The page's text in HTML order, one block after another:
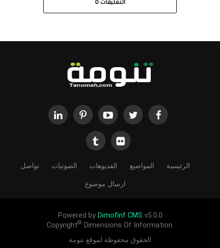
التعليقات 0
الرئيسية المواضيع الفديوهات الصوتيات تواصل
ارسال موضوع
Powered by Dimofinf CMS v5.0.0
Copyright© Dimensions Of Information.
الحقوق محفوظة لموقع تنومة